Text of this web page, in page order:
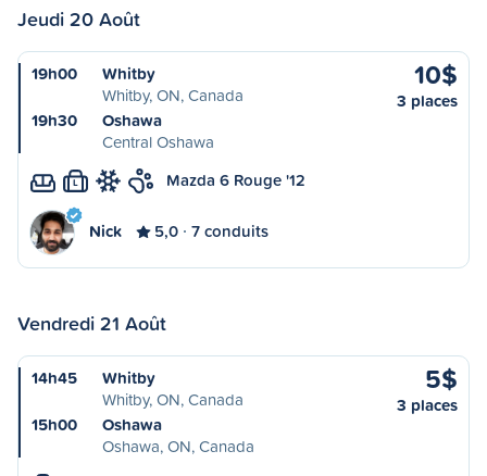
Jeudi 20 Août
19h00
Whitby
Whitby, ON, Canada
19h30
Oshawa
Central Oshawa
10$
3 places
L Mazda 6 Rouge '12
Nick 5,0 7 conduits
Vendredi 21 Août
14h45
Whitby
Whitby, ON, Canada
15h00
Oshawa
Oshawa, ON, Canada
5$
3 places